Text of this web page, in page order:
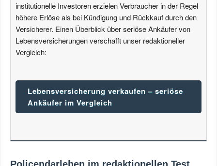
institutionelle Investoren erzielen Verbraucher in der Regel
höhere Erlöse als bei Kündigung und Rückkauf durch den
Versicherer. Einen Überblick über seriöse Ankäufer von
Lebensversicherungen verschafft unser redaktioneller
Vergleich:
Lebensversicherung verkaufen – seriöse
Ankäufer im Vergleich